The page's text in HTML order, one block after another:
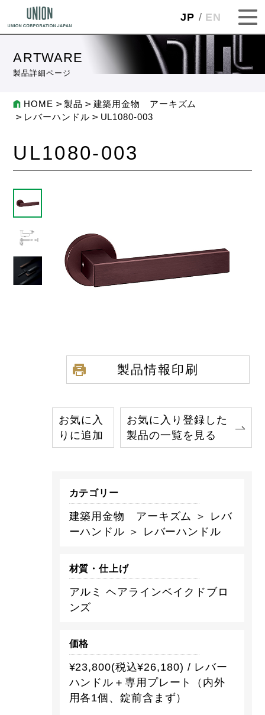
JP EN
ARTWARE
製品詳細ページ
HOME 製品
建築用金物 アーキズム
レバーハンドル
UL1080-003
UL1080-003
製品情報印刷
お気に入
りに追加
お気に入り登録した
製品の一覧を見る
カテゴリー
建築用金物 アーキズム ＞ レバ
ーハンドル ＞ レバーハンドル
材質・仕上げ
アルミ ヘアラインベイクドブロ
ンズ
価格
¥23,800(税込¥26,180) / レバー
ハンドル＋専用プレート（内外
用各1個、錠前含まず）